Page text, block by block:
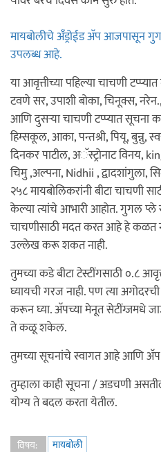
मायबोलीचे अँड्रोईड अ‍ॅप आजपासून
उपलब्ध आहे.
या आवृत्तीच्या पहिल्या चाचणी
टवणे सर, उपाशी बोका, चिनूक्स,
आणि दुसर्‍या चाचणी टप्प्यात सूचना
हिम्सकूल, आका, पन्तश्री, पियू, बुन्नु,
दिनकर पाटील, अॅस्ट्रोनाट विनय,
चिमु ,अल्पना, Nidhii ,
२५८ मायबोलिकरांनी बीटा चाचणी
केल्या त्यांचे आभारी आहोत. गुगल
चाचणीसाठी मदत करत आहे हे कळत
उल्लेख करू शकत नाही.
तुमच्या कडे बीटा टेस्टींगसाठी ०.८
घ्यायची गरज नाही. पण त्या
करून घ्या. अ‍ॅपच्या मेनूत सेटींग्जमधे
ते कळू शकेल.
तुमच्या सूचनांचे स्वागत आहे आणि
तुम्हाला काही सूचना / अडचणी
योग्य ते बदल करता येतील.
विषय:
मायबोली